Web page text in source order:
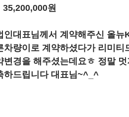
원
인대표님께서 계약해주신 올
차량이로 계약하셨다가 리미
변경을 해주셨는데요ㅎ 정말
하드립니다 대표님~^_^